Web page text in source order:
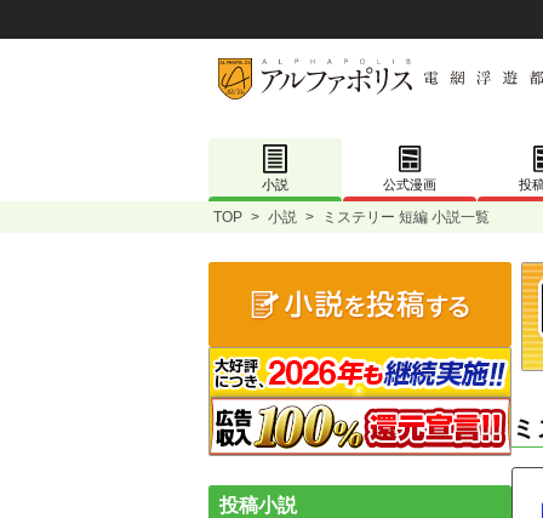
小説 公式漫画 投
TOP > 小説 > ミステリー 短編 小説一覧
投稿小説